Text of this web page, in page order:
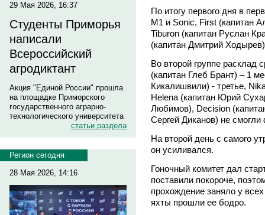
29 Мая 2026, 16:37
Студенты Приморья
написали
Всероссийский
агродиктант
Акция "Единой России" прошла
на площадке Приморского
государственного аграрно-
технологического университета
статьи раздела
Регион сегодня
28 Мая 2026, 14:16
По итогу первого дня в
M1 и Sonic, First (капитан
Tiburon (капитан Руслан
(капитан Дмитрий
Во второй группе расклад
(капитан Глеб Брант) – 1
Кикалишвили) - третье,
Helena (капитан Юрий
Любимов), Decision
Сергей Диканов) не
На второй день с самого
он усиливался.
Гоночный комитет дал
поставили покороче,
прохождение заняло у
яхты прошли ее бодро.